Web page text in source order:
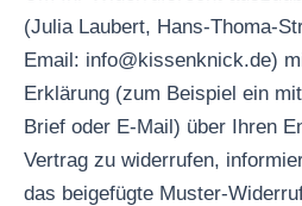
(Julia Laubert, Hans-Thoma-
Email: info@kissenknick.de)
Erklärung (zum Beispiel ein
Brief oder E-Mail) über Ihren
Vertrag zu widerrufen,
das beigefügte Muster-